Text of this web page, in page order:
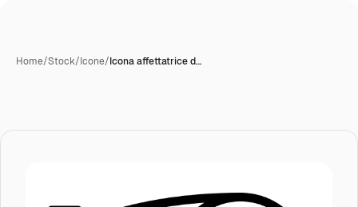
Home/Stock/Icone/Icona affettatrice d…